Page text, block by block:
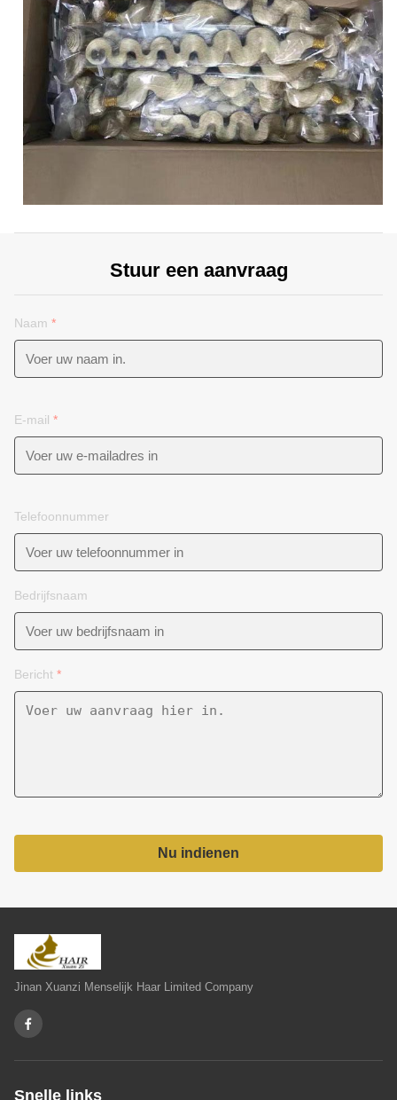
Stuur een aanvraag
Naam *
E-mail *
Telefoonnummer
Bedrijfsnaam
Bericht *
Nu indienen
Jinan Xuanzi Menselijk Haar Limited Company
Snelle links